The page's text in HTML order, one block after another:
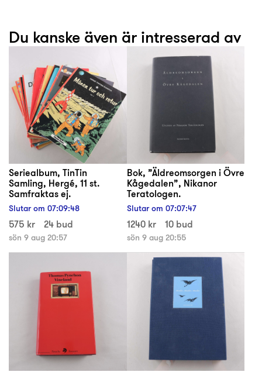
Du kanske även är intresserad av
Seriealbum, TinTin
Samling, Hergé, 11 st.
Samfraktas ej.
Slutar om 07:09:48
575 kr 24 bud
sön 9 aug 20:57
Bok, ”Äldreomsorgen i Övre
Kågedalen”, Nikanor
Teratologen.
Slutar om 07:07:47
1240 kr 10 bud
sön 9 aug 20:55